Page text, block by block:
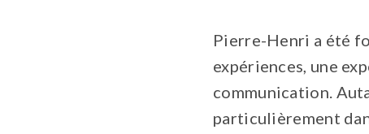
Pierre-Henri a été
expériences, une
communication.
particulièrement